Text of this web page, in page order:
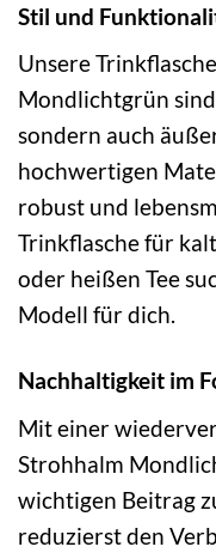
Stil und
Unsere
Mondlichtgrün
sondern auch
hochwertigen
robust und
Trinkflasche für
oder heißen Tee
Modell für dich.
Nachhaltigkeit im
Mit einer
Strohhalm
wichtigen Beitrag
reduzierst den